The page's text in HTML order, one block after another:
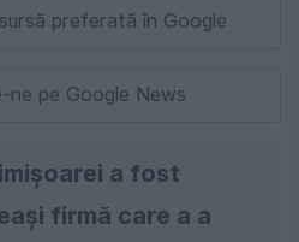
preferată în Google
ne pe Google News
a fost
firmă care a a